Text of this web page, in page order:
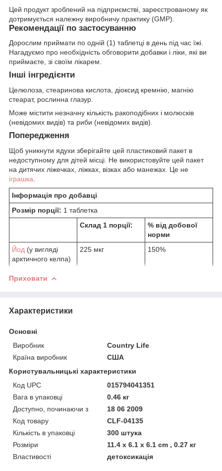
Цей продукт зроблений на підприємстві, зареєстрованому як
дотримується належну виробничу практику (GMP).
Рекомендації по застосуванню
Дорослим приймати по одній (1) таблетці в день під час їжі.
Нагадуємо про необхідність обговорити добавки і ліки, які ви
приймаєте, зі своїм лікарем.
Інші інгредієнти
Целюлоза, стеаринова кислота, діоксид кремнію, магнію
стеарат, рослинна глазур.
Може містити незначну кількість ракоподібних і молюсків
(невідомих видів) та риби (невідомих видів).
Попередження
Щоб уникнути ядухи зберігайте цей пластиковий пакет в
недоступному для дітей місці. Не використовуйте цей пакет
на дитячих ліжечках, ліжках, візках або манежах. Це не
іграшка
Інформація про добавці
Розмір порції: 1 таблетка
Склад 1 порції:
% від добової
норми
Йод (у вигляді
арктичного келпа)
225 мкг 150%
Приховати
Характеристики
Основні
Виробник
Country Life
Країна виробник
США
Користувальницькі характеристики
Код UPC
015794041351
Вага в упаковці
0.46 кг
Доступно, починаючи з
18 06 2009
Код товару
CLF-04135
Кількість в упаковці
300 штука
Розміри
11.4 x 6.1 x 6.1 cm , 0.27 кг
Властивості
детоксикація